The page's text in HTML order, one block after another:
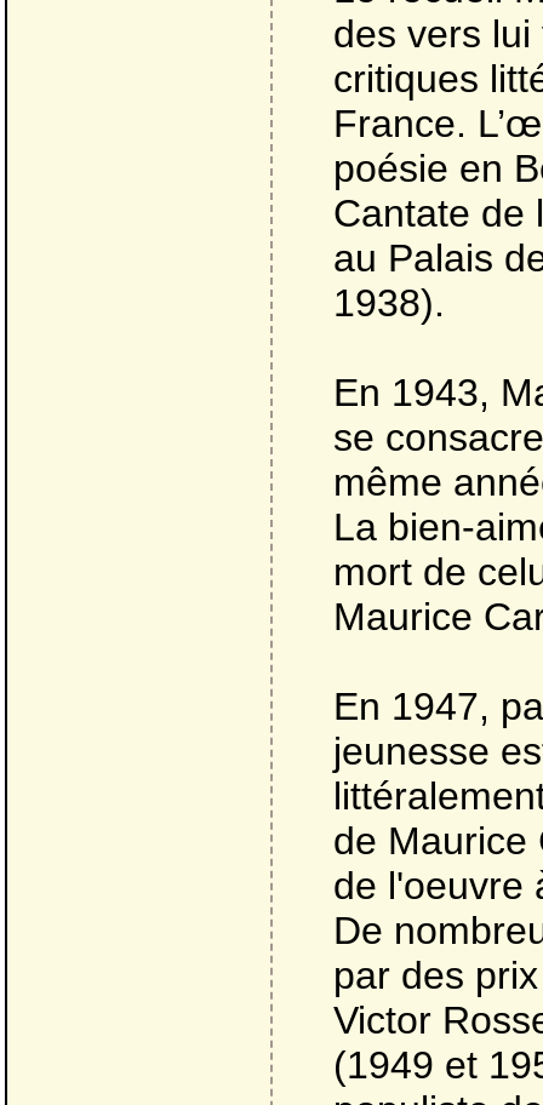
des vers lui
critiques
France.
poésie en
Cantate de
au Palais
1938).
En 1943,
se
même
La bien-
mort de
Maurice
En 1947,
jeunesse
de Maurice
de l'oeuvre
De
par des
Victor
(1949 et